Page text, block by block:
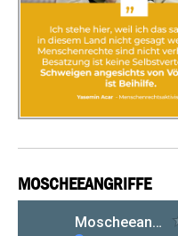
MOSCHEEANGRIFFE